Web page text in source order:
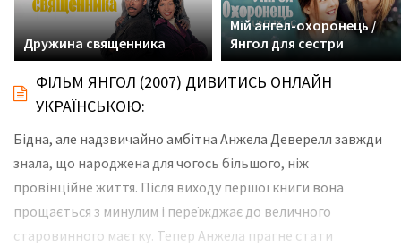
Дружина священника
Мій ангел-охоронець /
Янгол для сестри
ФІЛЬМ ЯНГОЛ (2007) ДИВИТИСЬ ОНЛАЙН
УКРАЇНСЬКОЮ:
Бідна, але надзвичайно амбітна Анжела Деверелл завжди
знала, що народжена для чогось більшого, ніж
провінційне життя. Після виходу першої книги вона
прощається з минулим і переїжджає до величного
старовинного маєтку. Тепер Анжела прагне стати